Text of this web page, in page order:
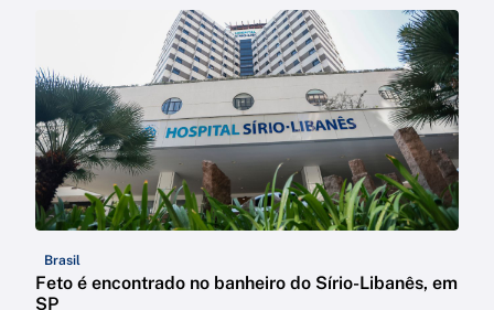
Brasil
Feto é encontrado no banheiro do Sírio-Libanês, em
SP